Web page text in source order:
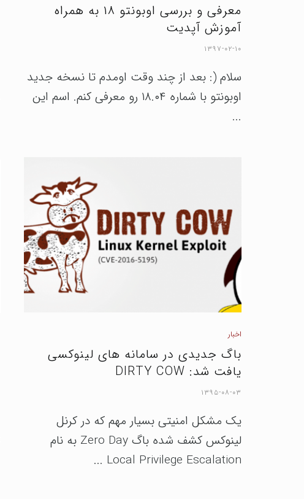
معرفی و بررسی اوبونتو ۱۸ به همراه
آموزش آپدیت
۱۳۹۷-۰۲-۱۰
سلام (: بعد از چند وقت اومدم تا نسخه جدید
اوبونتو با شماره ۱۸.۰۴ رو معرفی کنم. اسم این
...
اخبار
باگ جدیدی در سامانه های لینوکسی
یافت شد: DIRTY COW
۱۳۹۵-۰۸-۰۳
یک مشکل امنیتی بسیار مهم که در کرنل
لینوکس کشف شده باگ Zero Day به نام
Local Privilege Escalation ...